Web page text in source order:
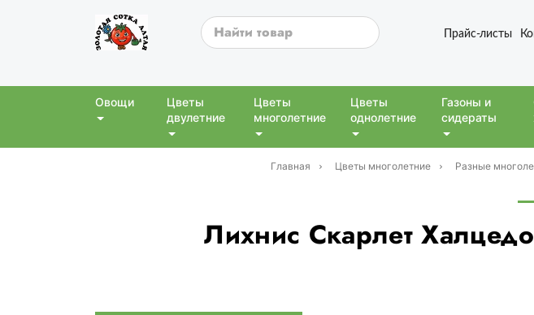
Прайс-листы
Овощи
Цветы
двулетние
Цветы
многолетние
Цветы
однолетние
Газоны и
сидераты
Главная Цветы многолетние Разные
Лихнис Скарлет